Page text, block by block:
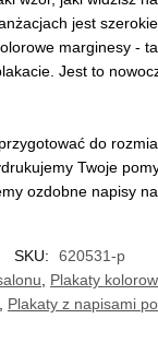
jest
marginesy -
Jest to
do
Twoje
ozdobne napisy
SKU:
620531-p
, Plakaty
, Plakaty z napisami